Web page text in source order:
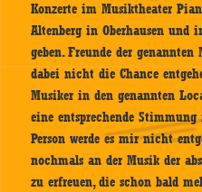
Konzerte im Musiktheater
Altenberg in Oberhausen und
geben. Freunde der
dabei nicht die Chance
Musiker in den genannten
eine entsprechende
Person werde es mir nicht
nochmals an der Musik der
zu erfreuen, die schon bald